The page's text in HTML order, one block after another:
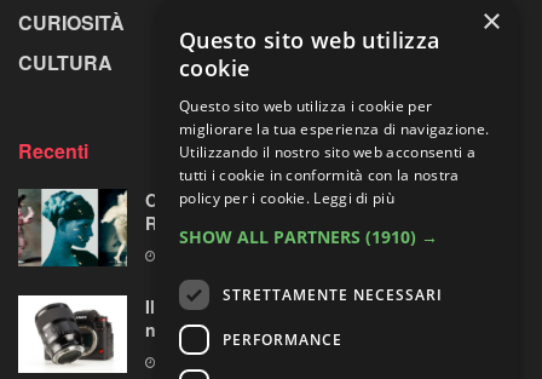
CURIOSITÀ
CULTURA
Recenti
Omaggio al laboratorio alchemico di Paolo
Roversi
Il test del Sigma Art 35mm F1.4 DG II: una
nuova pietra miliare
×
Questo sito web utilizza
cookie
Questo sito web utilizza i cookie per
migliorare la tua esperienza di navigazione.
Utilizzando il nostro sito web acconsenti a
tutti i cookie in conformità con la nostra
policy per i cookie. Leggi di più
SHOW ALL PARTNERS (1910) →
STRETTAMENTE NECESSARI
PERFORMANCE